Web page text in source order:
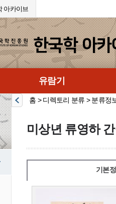
아카이브
유람기
홈 > 디렉토리 분류 > 분류정
미상년 류영하
기본